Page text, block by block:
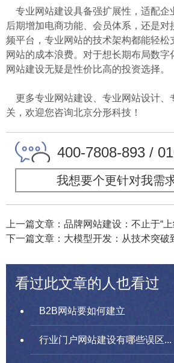
专业网站建设具备强扩展性，适配企
后期增加电商功能、会员体系，还是对
频平台，专业网站的技术架构都能轻松
网站的成本浪费。对于想长期布局数字
网站建设无疑是性价比高的投资选择。
更多专业网站建设、专业网站设计、
关，欢迎您咨询北京分形科技！
400-7808-893 /
我想要个更针对我需
上一篇文章：品牌网站建设：不止于“上
下一篇文章：大模型开发：从技术突破
看过此文章的人也看过
B2B网站要如何建立
行业门户网站建设有哪些误区...